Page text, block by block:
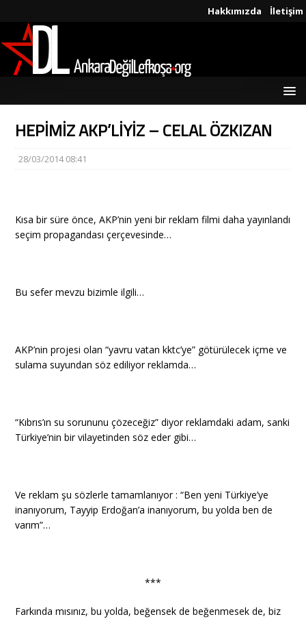
Hakkımızda İletişim
HEPİMİZ AKP’LİYİZ – CELAL ÖZKIZAN
28/03/2014 08:41
Kısa bir süre önce, AKP’nin yeni bir reklam filmi daha yayınlandı
seçim propagandası çerçevesinde…
Bu sefer mevzu bizimle ilgili…
AKP’nin projesi olan “yavru vatan kktc’ye” götürülecek içme ve
sulama suyundan söz ediliyor reklamda…
“Kıbrıs’ın su sorununu çözeceğiz” diyor reklamdaki adam, sanki
Türkiye’nin bir vilayetinden söz eder gibi…
Ve reklam şu sözlerle tamamlanıyor : “Ben yeni Türkiye’ye
inanıyorum, Tayyip Erdoğan’a inanıyorum, bu yolda ben de
varım”…
***
Farkında mısınız, bu yolda, beğensek de beğenmesek de, biz